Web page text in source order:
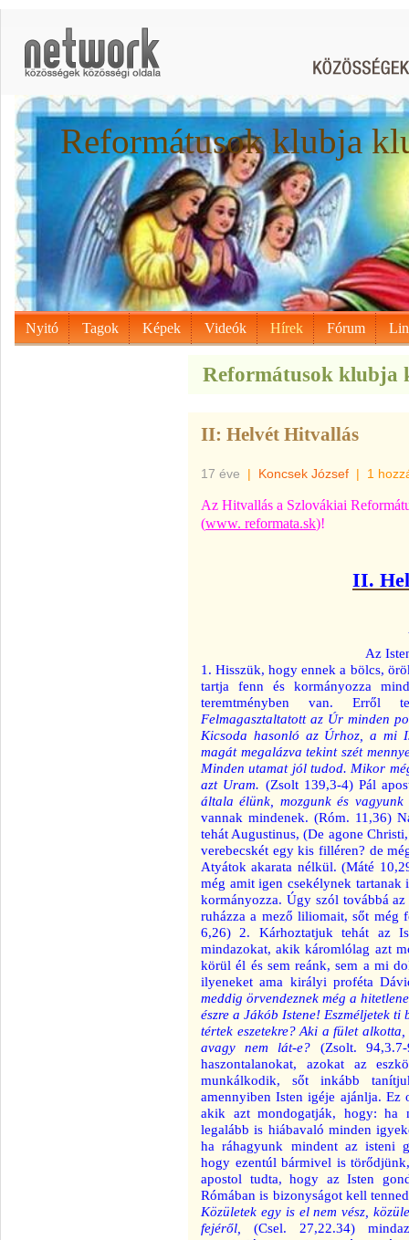
Reformátusok klubja
Nyitó Tagok Képek Videók Hírek Fórum
Reformátusok klubja
II: Helvét Hitvallás
17 éve | Koncsek József | 1
Az Hitvallás a Szlovákiai
(www. reformata.sk)!
II.
Az
1. Hisszük, hogy ennek a bölcs,
tartja fenn és kormányozza
teremtményben van. Erről
Felmagasztaltatott az Úr minden
Kicsoda hasonló az Úrhoz, a mi
magát megalázva tekint szét
Minden utamat jól tudod. Mikor
azt Uram. (Zsolt 139,3-4) Pál
általa élünk, mozgunk és vagyunk
vannak mindenek. (Róm. 11,36)
tehát Augustinus, (De agone
verebecskét egy kis filléren? de
Atyátok akarata nélkül. (Máté
még amit igen csekélynek tartanak
kormányozza. Úgy szól továbbá
ruházza a mező liliomait, sőt még
6,26) 2. Kárhoztatjuk tehát az
mindazokat, akik káromlólag azt
körül él és sem reánk, sem a mi
ilyeneket ama királyi proféta
meddig örvendeznek még a
észre a Jákób Istene! Eszméljetek
tértek eszetekre? Aki a fület
avagy nem lát-e? (Zsolt.
haszontalanokat, azokat az
munkálkodik, sőt inkább
amennyiben Isten igéje ajánlja.
akik azt mondogatják, hogy: ha
legalább is hiábavaló minden
ha ráhagyunk mindent az isteni
hogy ezentúl bármivel is
apostol tudta, hogy az Isten
Rómában is bizonyságot kell
Közületek egy is el nem vész,
fejéről,
(Csel. 27,22.34)